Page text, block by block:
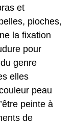
et
pioches,
la fixation
pour
genre
elles
peau
peinte à
de